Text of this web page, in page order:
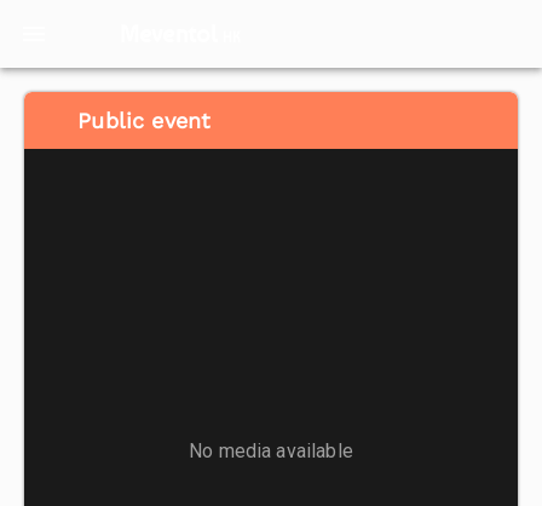
Public event
No media available